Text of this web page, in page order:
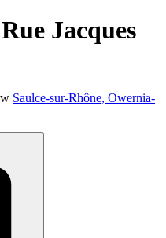
Jacques
Saulce-sur-Rhône, Owernia-